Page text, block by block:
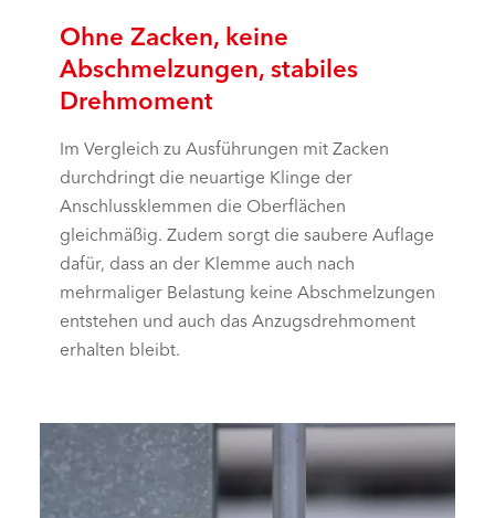
Ohne Zacken, keine
Abschmelzungen, stabiles
Drehmoment
Im Vergleich zu Ausführungen mit Zacken
durchdringt die neuartige Klinge der
Anschlussklemmen die Oberflächen
gleichmäßig. Zudem sorgt die saubere Auflage
dafür, dass an der Klemme auch nach
mehrmaliger Belastung keine Abschmelzungen
entstehen und auch das Anzugsdrehmoment
erhalten bleibt.